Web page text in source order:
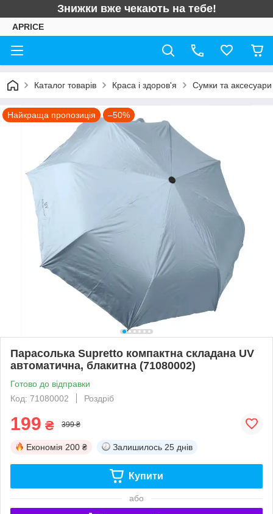
Знижки вже чекають на тебе!
APRICE
Каталог товарів Краса і здоров'я Сумки та аксесуари
Найкраща пропозиція –50%
Парасолька Supretto компактна складана UV
автоматична, блакитна (71080002)
Готово до відправки
Код: 71080002
Роздріб
199 ₴ 399 ₴
Економія 200 ₴ Залишилось 25 днів
Купити
або